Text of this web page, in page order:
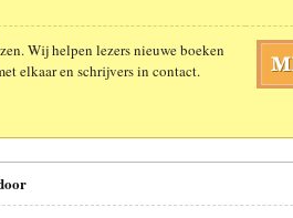
Wij helpen lezers nieuwe boeken
elkaar en schrijvers in contact.